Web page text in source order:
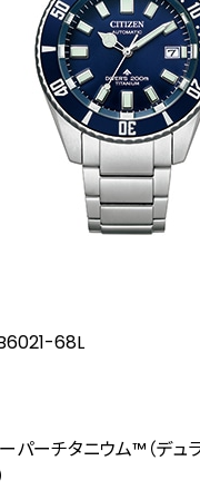
68L
パーチタニウム™（デュ